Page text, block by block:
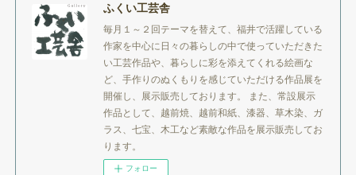
ふくい工芸舎
毎月１～２回テーマを替えて、福井で活躍している
作家を中心に日々の暮らしの中で使っていただきた
い工芸作品や、暮らしに彩を添えてくれる絵画な
ど、手作りのぬくもりを感じていただける作品展を
開催し、展示販売しております。 また、常設展示
作品として、越前焼、越前和紙、漆器、草木染、ガ
ラス、七宝、木工など素敵な作品を展示販売してお
ります。
フォロー